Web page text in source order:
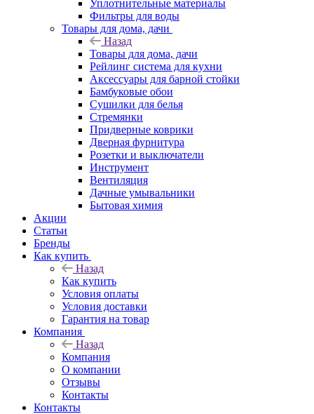
Уплотнительные материалы
Фильтры для воды
Товары для дома, дачи
Назад
Товары для дома, дачи
Рейлинг система для кухни
Аксессуары для барной стойки
Бамбуковые обои
Сушилки для белья
Стремянки
Придверные коврики
Дверная фурнитура
Розетки и выключатели
Инструмент
Вентиляция
Дачные умывальники
Бытовая химия
Акции
Статьи
Бренды
Как купить
Назад
Как купить
Условия оплаты
Условия доставки
Гарантия на товар
Компания
Назад
Компания
О компании
Отзывы
Контакты
Контакты